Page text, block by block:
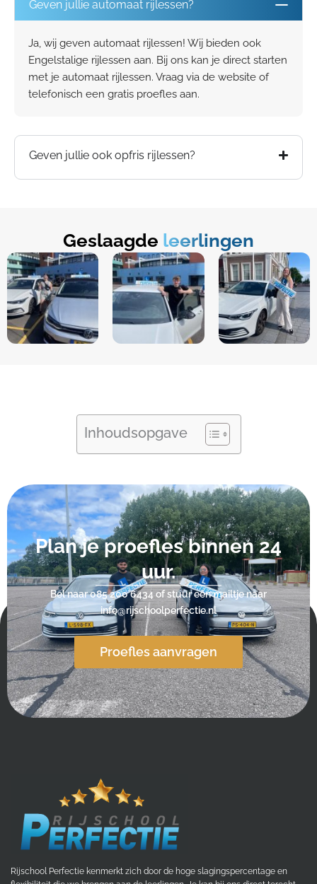
Geven jullie automaat rijlessen?
Ja, wij geven automaat rijlessen! Wij bieden ook
Engelstalige rijlessen aan. Bij ons kan je direct starten
met je automaat rijlessen. Vraag via de website of
telefonisch een gratis proefles aan.
Geven jullie ook opfris rijlessen?
Geslaagde leerlingen
Inhoudsopgave
Plan je proefles binnen 24
uur.
Bel naar085 200 6434 of stuur een mailtje naar
info@rijschoolperfectie.nl
Proefles aanvragen
Rijschool Perfectie kenmerkt zich door de hoge slagingspercentage en